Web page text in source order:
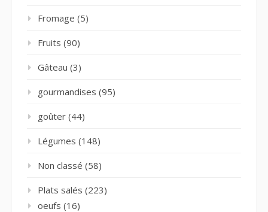
Fromage (5)
Fruits (90)
Gâteau (3)
gourmandises (95)
goûter (44)
Légumes (148)
Non classé (58)
Plats salés (223)
oeufs (16)